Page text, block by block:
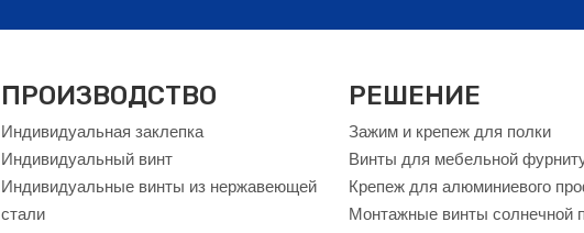
ПРОИЗВОДСТВО
Индивидуальная заклепка
Индивидуальный винт
Индивидуальные винты из нержавеющей
стали
РЕШЕНИЕ
Зажим и крепеж для полки
Винты для мебельной
Крепеж для алюминиевого
Монтажные винты солнечной